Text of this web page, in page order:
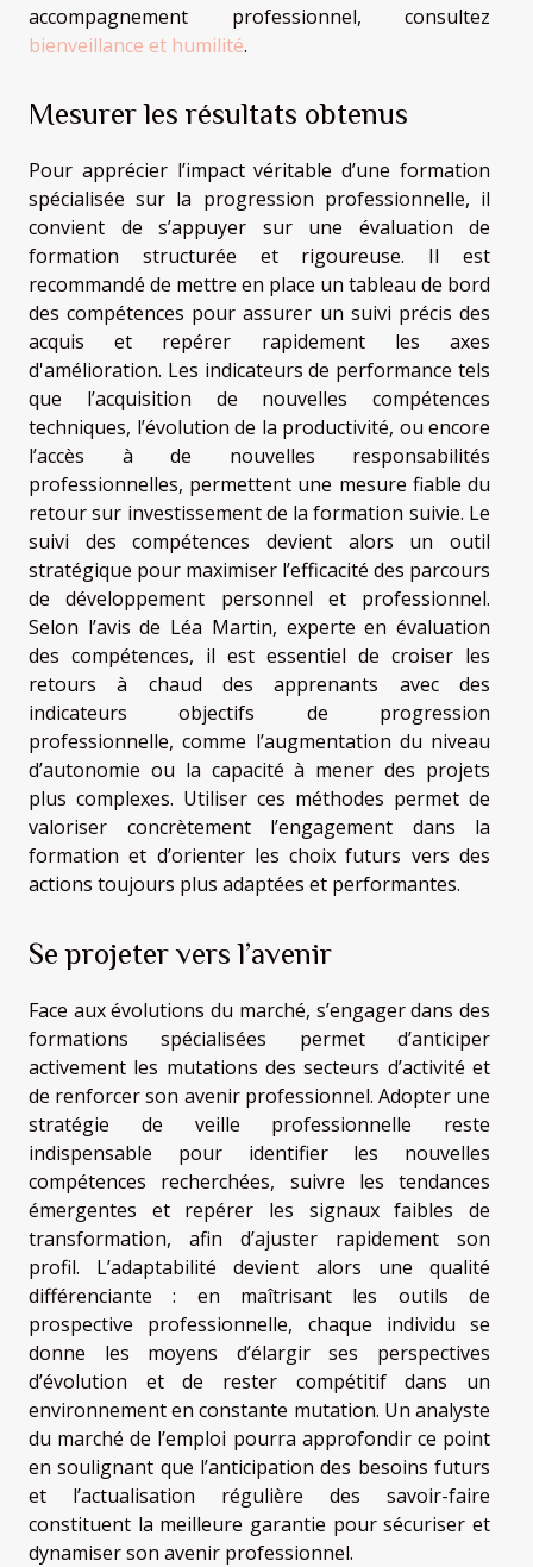
accompagnement professionnel, consultez
bienveillance et humilité.
Mesurer les résultats obtenus
Pour apprécier l’impact véritable d’une formation
spécialisée sur la progression professionnelle, il
convient de s’appuyer sur une évaluation de
formation structurée et rigoureuse. Il est
recommandé de mettre en place un tableau de bord
des compétences pour assurer un suivi précis des
acquis et repérer rapidement les axes
d'amélioration. Les indicateurs de performance tels
que l’acquisition de nouvelles compétences
techniques, l’évolution de la productivité, ou encore
l’accès à de nouvelles responsabilités
professionnelles, permettent une mesure fiable du
retour sur investissement de la formation suivie. Le
suivi des compétences devient alors un outil
stratégique pour maximiser l’efficacité des parcours
de développement personnel et professionnel.
Selon l’avis de Léa Martin, experte en évaluation
des compétences, il est essentiel de croiser les
retours à chaud des apprenants avec des
indicateurs objectifs de progression
professionnelle, comme l’augmentation du niveau
d’autonomie ou la capacité à mener des projets
plus complexes. Utiliser ces méthodes permet de
valoriser concrètement l’engagement dans la
formation et d’orienter les choix futurs vers des
actions toujours plus adaptées et performantes.
Se projeter vers l’avenir
Face aux évolutions du marché, s’engager dans des
formations spécialisées permet d’anticiper
activement les mutations des secteurs d’activité et
de renforcer son avenir professionnel. Adopter une
stratégie de veille professionnelle reste
indispensable pour identifier les nouvelles
compétences recherchées, suivre les tendances
émergentes et repérer les signaux faibles de
transformation, afin d’ajuster rapidement son
profil. L’adaptabilité devient alors une qualité
différenciante : en maîtrisant les outils de
prospective professionnelle, chaque individu se
donne les moyens d’élargir ses perspectives
d’évolution et de rester compétitif dans un
environnement en constante mutation. Un analyste
du marché de l’emploi pourra approfondir ce point
en soulignant que l’anticipation des besoins futurs
et l’actualisation régulière des savoir-faire
constituent la meilleure garantie pour sécuriser et
dynamiser son avenir professionnel.